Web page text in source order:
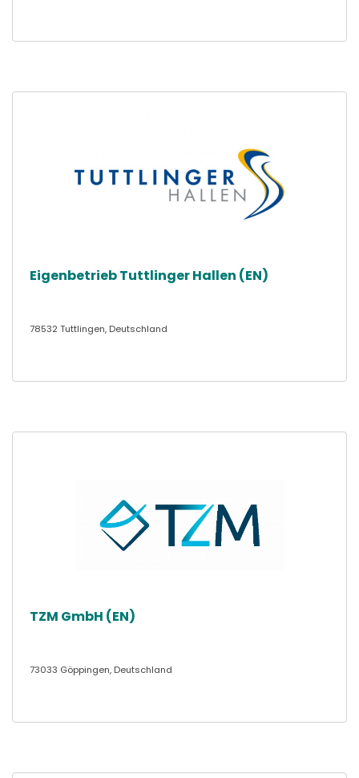
Eigenbetrieb Tuttlinger Hallen (EN)
78532 Tuttlingen, Deutschland
TZM GmbH (EN)
73033 Göppingen, Deutschland